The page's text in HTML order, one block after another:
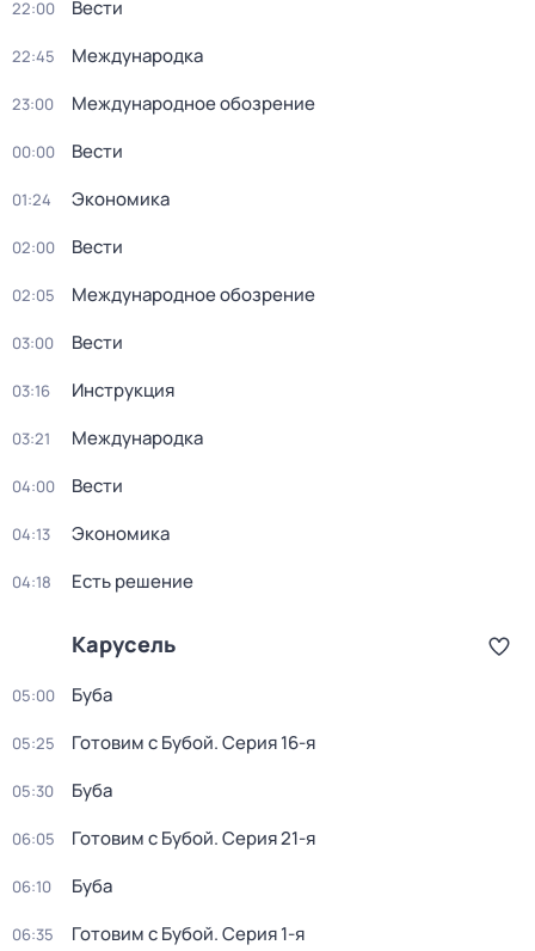
22:00 Вести
22:45 Международка
23:00 Международное обозрение
00:00 Вести
01:24 Экономика
02:00 Вести
02:05 Международное обозрение
03:00 Вести
03:16 Инструкция
03:21 Международка
04:00 Вести
04:13 Экономика
04:18 Есть решение
Карусель
05:00 Буба
05:25 Готовим с Бубой. Серия 16-я
05:30 Буба
06:05 Готовим с Бубой. Серия 21-я
06:10 Буба
06:35 Готовим с Бубой. Серия 1-я